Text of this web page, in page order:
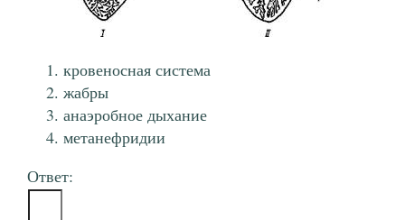
кровеносная система
жабры
анаэробное дыхание
метанефридии
Ответ: